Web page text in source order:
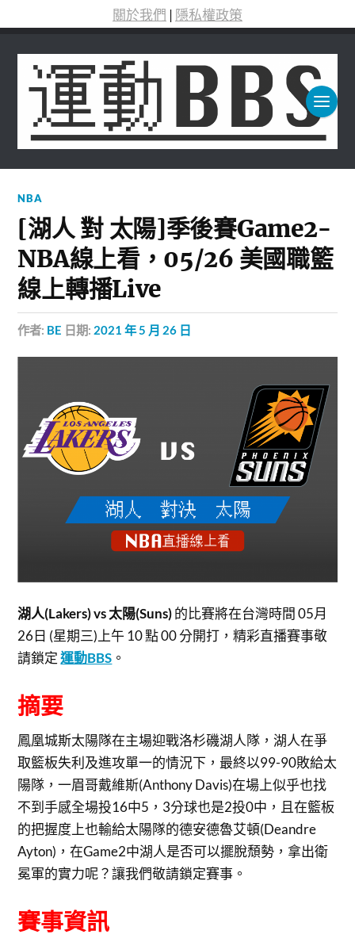
關於我們 | 隱私權政策
NBA
[湖人 對 太陽]季後賽Game2-
NBA線上看，05/26 美國職籃
線上轉播Live
作者: BE 日期: 2021 年 5 月 26 日
湖人(Lakers) vs 太陽(Suns)的比賽將在台灣時間 05月
26日 (星期三)上午 10 點 00 分開打，精彩直播賽事敬
請鎖定運動BBS 。
摘要
鳳凰城斯太陽隊在主場迎戰洛杉磯湖人隊，湖人在爭
取籃板失利及進攻單一的情況下，最終以99-90敗給太
陽隊，一眉哥戴維斯(Anthony Davis)在場上似乎也找
不到手感全場投16中5，3分球也是2投0中，且在籃板
的把握度上也輸給太陽隊的德安德魯艾頓(Deandre
Ayton)，在Game2中湖人是否可以擺脫頹勢，拿出衛
冕軍的實力呢？讓我們敬請鎖定賽事。
賽事資訊